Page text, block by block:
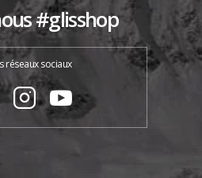
#glisshop
réseaux sociaux